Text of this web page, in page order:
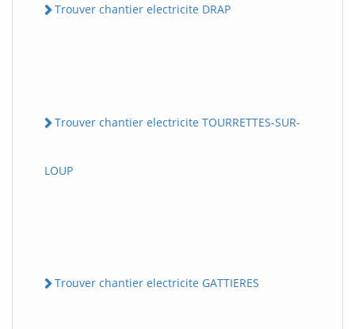
Trouver chantier electricite DRAP
Trouver chantier electricite TOURRETTES-SUR-
LOUP
Trouver chantier electricite GATTIERES